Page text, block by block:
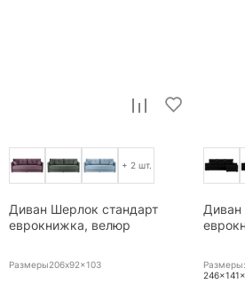
+ 2 шт.
Диван Шерлок стандарт
еврокнижка, велюр
Размеры206x92x103
Диван
Размеры: